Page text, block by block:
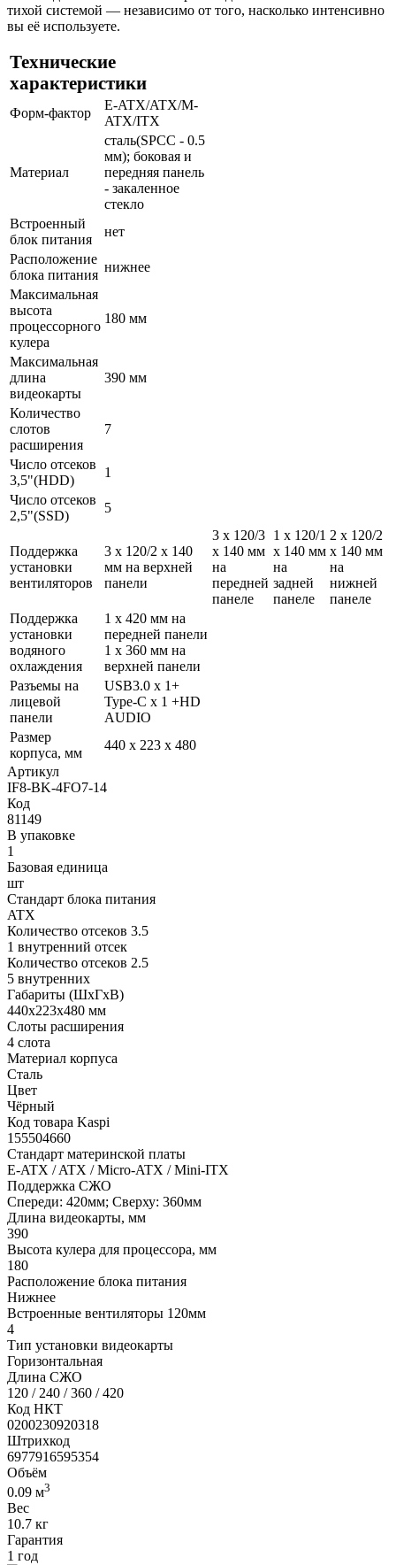
тихой системой — независимо от того, насколько интенсивно
вы её используете.
Технические
характеристики
Форм-фактор
E-ATX/ATX/M-
ATX/ITX
Материал
сталь(SPCC - 0.5
мм); боковая и
передняя панель
- закаленное
стекло
Встроенный
блок питания
нет
Расположение
блока питания
нижнее
Максимальная
высота
процессорного
кулера
180 мм
Максимальная
длина
видеокарты
390 мм
Количество
слотов
расширения
7
Число отсеков
3,5"(HDD)
1
Число отсеков
2,5"(SSD)
5
Поддержка
установки
вентиляторов
3 х 120/2 x 140
мм на верхней
панели
3 х 120/3
x 140 мм
на
передней
панеле
1 х 120/1
x 140 мм
на
задней
панеле
2 х 120/2
x 140 мм
на
нижней
панеле
Поддержка
установки
водяного
охлаждения
1 х 420 мм на
передней панели
1 х 360 мм на
верхней панели
Разъемы на
лицевой
панели
USB3.0 x 1+
Type-C x 1 +HD
AUDIO
Размер
корпуса, мм
440 x 223 x 480
Артикул
IF8-BK-4FO7-14
Код
81149
В упаковке
1
Базовая единица
шт
Стандарт блока питания
ATX
Количество отсеков 3.5
1 внутренний отсек
Количество отсеков 2.5
5 внутренних
Габариты (ШхГхВ)
440х223х480 мм
Слоты расширения
4 слота
Материал корпуса
Сталь
Цвет
Чёрный
Код товара Kaspi
155504660
Стандарт материнской платы
E-ATX / ATX / Micro-ATX / Mini-ITX
Поддержка СЖО
Спереди: 420мм; Сверху: 360мм
Длина видеокарты, мм
390
Высота кулера для процессора, мм
180
Расположение блока питания
Нижнее
Встроенные вентиляторы 120мм
4
Тип установки видеокарты
Горизонтальная
Длина СЖО
120 / 240 / 360 / 420
Код НКТ
0200230920318
Штрихкод
6977916595354
Объём
0.09 м3
Вес
10.7 кг
Гарантия
1 год